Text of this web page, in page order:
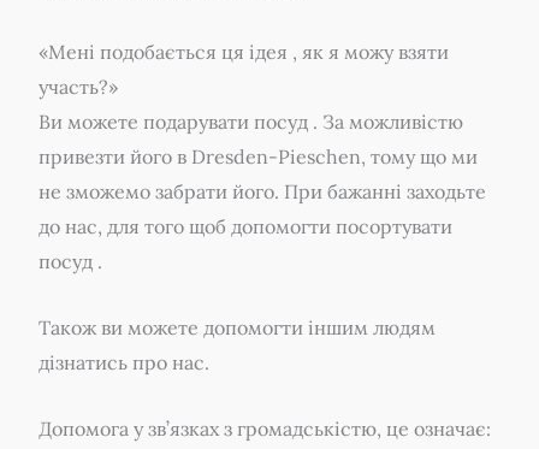
«Мені подобається ця ідея , як я можу взяти
участь?»
Ви можете подарувати посуд . За можливістю
привезти його в Dresden-Pieschen, тому що ми
не зможемо забрати його. При бажанні заходьте
до нас, для того щоб допомогти посортувати
посуд .
Також ви можете допомогти іншим людям
дізнатись про нас.
Допомога у зв’язках з громадськістю, це означає: